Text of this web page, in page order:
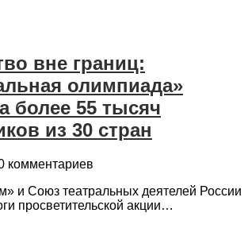
вне границ:
олимпиада»
более 55 тысяч
из 30 стран
комментариев
и Союз театральных деятелей России
просветительской акции…